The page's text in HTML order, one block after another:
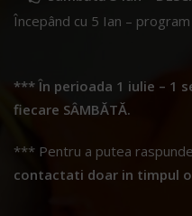
Începând cu 5 Ian –
*** În perioada 1 iulie – 1
fiecare SÂMBĂTĂ.
*** Pentru a putea
contactati doar in timpul